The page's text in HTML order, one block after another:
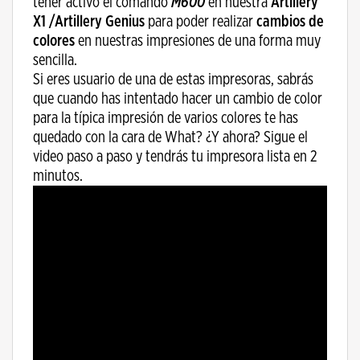
X1 /Artillery Genius para poder realizar cambios de
colores en nuestras impresiones de una forma muy
sencilla.
Si eres usuario de una de estas impresoras, sabrás
que cuando has intentado hacer un cambio de color
para la típica impresión de varios colores te has
quedado con la cara de What? ¿Y ahora? Sigue el
video paso a paso y tendrás tu impresora lista en 2
minutos.